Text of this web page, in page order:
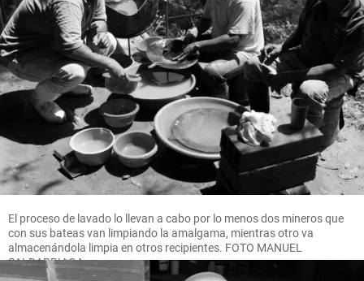
El proceso de lavado lo llevan a cabo por lo menos dos mineros que
con sus bateas van limpiando la amalgama, mientras otro va
almacenándola limpia en otros recipientes. FOTO MANUEL
SALDARRIAGA